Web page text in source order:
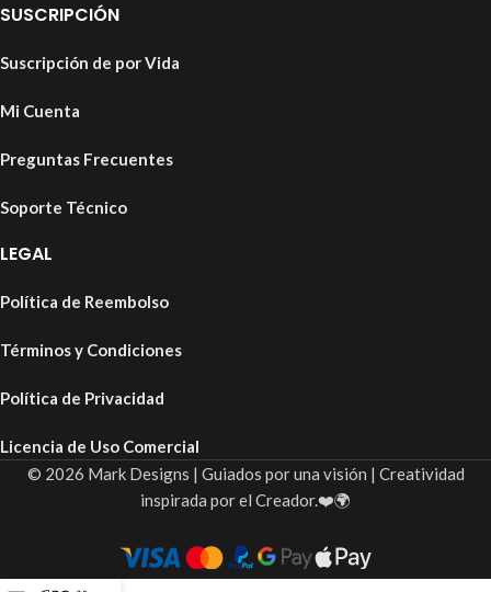
SUSCRIPCIÓN
Suscripción de por Vida
Mi Cuenta
Preguntas Frecuentes
Soporte Técnico
LEGAL
Política de Reembolso
Términos y Condiciones
Política de Privacidad
Licencia de Uso Comercial
© 2026 Mark Designs | Guiados por una visión | Creatividad
inspirada por el Creador.❤️🌍